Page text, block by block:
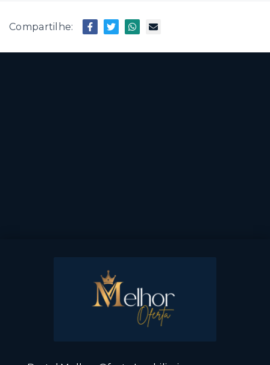
Compartilhe: